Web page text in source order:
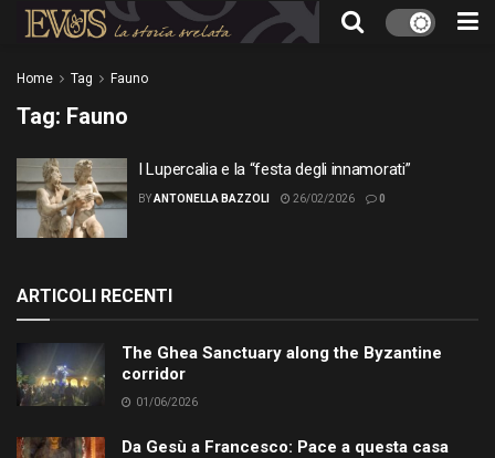
Home Tag Fauno
Tag: Fauno
I Lupercalia e la “festa degli innamorati”
BYANTONELLA BAZZOLI 26/02/2026 0
ARTICOLI RECENTI
The Ghea Sanctuary along the Byzantine
corridor
01/06/2026
Da Gesù a Francesco: Pace a questa casa